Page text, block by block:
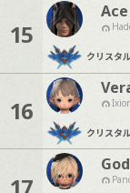
15
クリスタル
16
クリスタル
17